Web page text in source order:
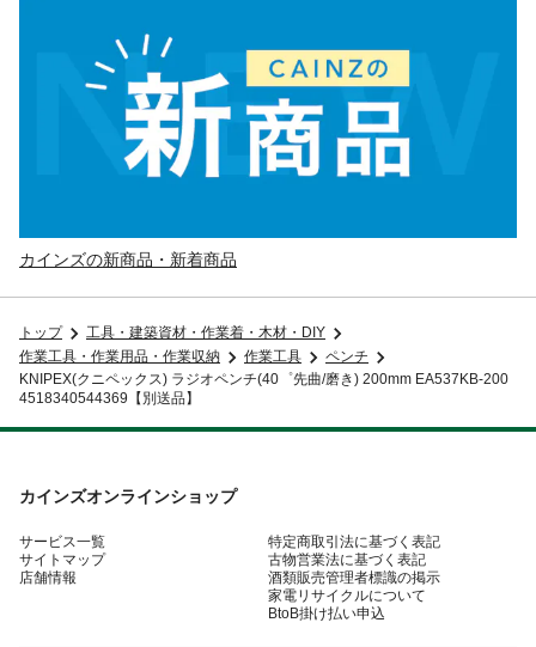
カインズの新商品・新着商品
トップ
工具・建築資材・作業着・木材・DIY
作業工具・作業用品・作業収納
作業工具
ペンチ
KNIPEX(クニペックス) ラジオペンチ(40゜先曲/磨き) 200mm EA537KB-200
4518340544369【別送品】
カインズオンラインショップ
サービス一覧
サイトマップ
店舗情報
特定商取引法に基づく表記
古物営業法に基づく表記
酒類販売管理者標識の掲示
家電リサイクルについて
BtoB掛け払い申込